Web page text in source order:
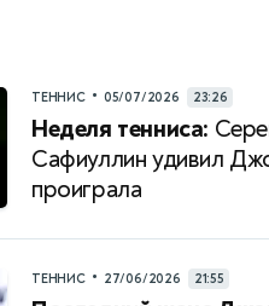
ТЕННИС • 05/07/2026 23:26
Неделя тенниса:
Сафиуллин удивил
проиграла
ТЕННИС • 27/06/2026 21:55